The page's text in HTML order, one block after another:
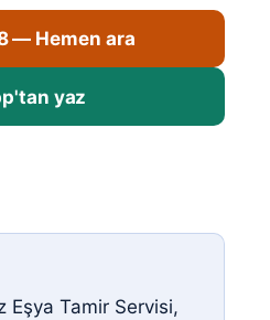
— Hemen ara
yaz
Eşya Tamir Servisi,